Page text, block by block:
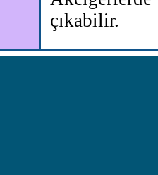
çıkabilir.